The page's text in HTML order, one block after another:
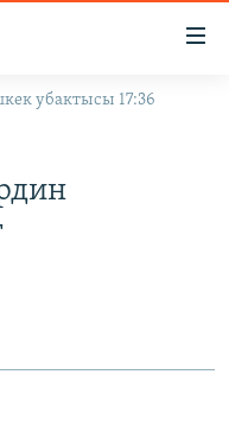
убактысы 17:36